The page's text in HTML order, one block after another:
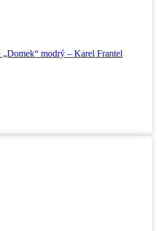
modrý – Karel Frantel